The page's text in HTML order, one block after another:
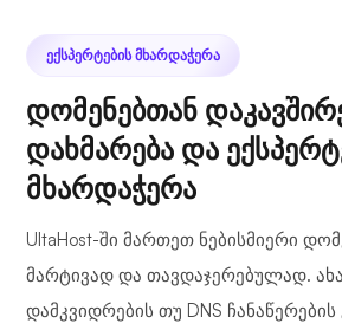
ᲔᲥᲡᲞᲔᲠᲢᲔᲑᲘᲡ ᲛᲮᲐᲠᲓᲐᲭᲔᲠᲐ
დომენებთან
დახმარება და
მხარდაჭერა
UltaHost-ში მართეთ ნებისმიერი
მარტივად და თავდაჯერებულად.
დამკვიდრების თუ DNS